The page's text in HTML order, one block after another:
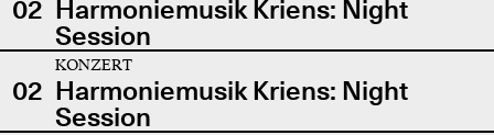
02 Harmoniemusik Kriens: Night
Session
02
KONZERT
Harmoniemusik Kriens: Night
Session